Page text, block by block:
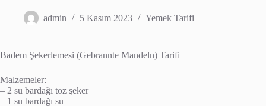
admin 5 Kasım 2023 Yemek Tarifi
Badem Şekerlemesi (Gebrannte Mandeln) Tarifi
Malzemeler:
– 2 su bardağı toz şeker
– 1 su bardağı su